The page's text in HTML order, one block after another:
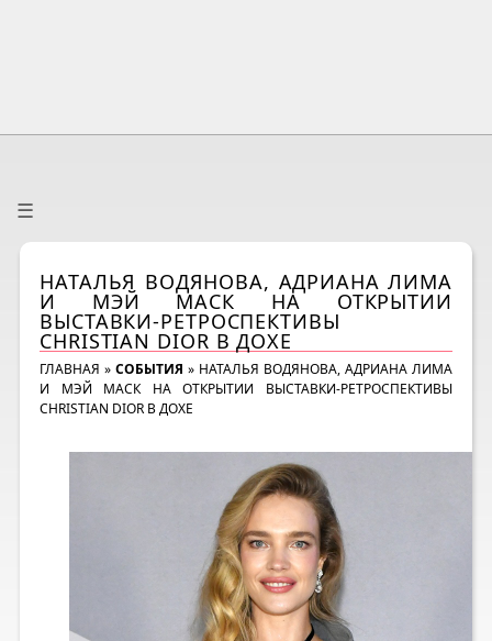
☰
НАТАЛЬЯ ВОДЯНОВА, АДРИАНА ЛИМА
И МЭЙ МАСК НА ОТКРЫТИИ
ВЫСТАВКИ-РЕТРОСПЕКТИВЫ
CHRISTIAN DIOR В ДОХЕ
ГЛАВНАЯ » СОБЫТИЯ » НАТАЛЬЯ ВОДЯНОВА, АДРИАНА ЛИМА
И МЭЙ МАСК НА ОТКРЫТИИ ВЫСТАВКИ-РЕТРОСПЕКТИВЫ
CHRISTIAN DIOR В ДОХЕ